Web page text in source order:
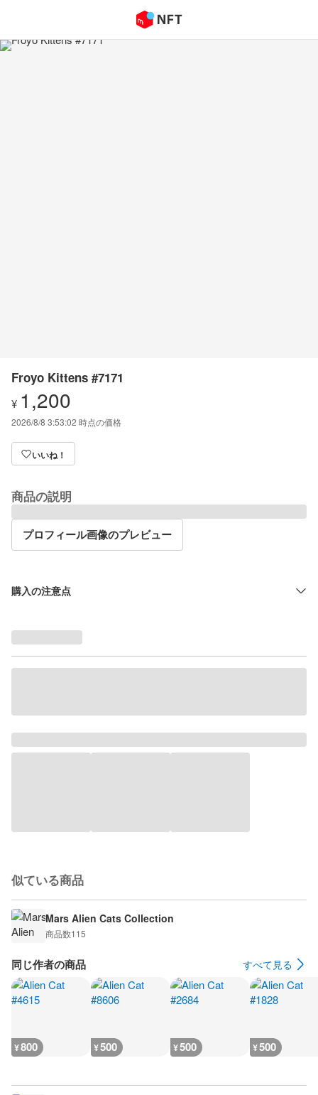
Froyo Kittens #7171
¥ 1,200
2026/8/8 3:53:02 時点の価格
いいね！
商品の説明
プロフィール画像のプレビュー
購入の注意点
似ている商品
Mars Alien Cats Collection
商品数115
同じ作者の商品 すべて見る
¥800 ¥500 ¥500 ¥500